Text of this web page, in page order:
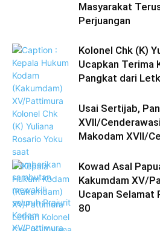
Masyarakat
Perjuangan
Kolonel Chk (K)
Ucapkan Terima
Pangkat dari
Usai Sertijab,
XVII/
Makodam XVII/
Kowad Asal
Kakumdam XV/
Ucapan Selamat
80